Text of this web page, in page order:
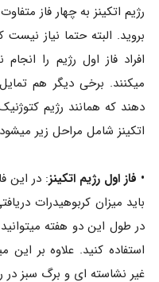
رژیم اتکینز به چهار فاز
بروید. البته حتما نیاز
افراد فاز اول رژیم را
میکنند. برخی دیگر هم
دهند که همانند رژیم
اتکینز شامل مراحل زیر
• فاز اول رژیم اتکینز
در طول این دو هفته
استفاده کنید. علاوه بر
غیر نشاسته ای و برگ سبز در